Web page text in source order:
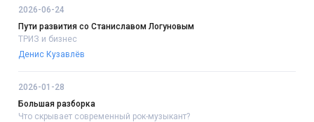
2026-06-24
Пути развития со Станиславом Логуновым
ТРИЗ и бизнес
Денис Кузавлёв
2026-01-28
Большая разборка
Что скрывает современный рок-музыкант?